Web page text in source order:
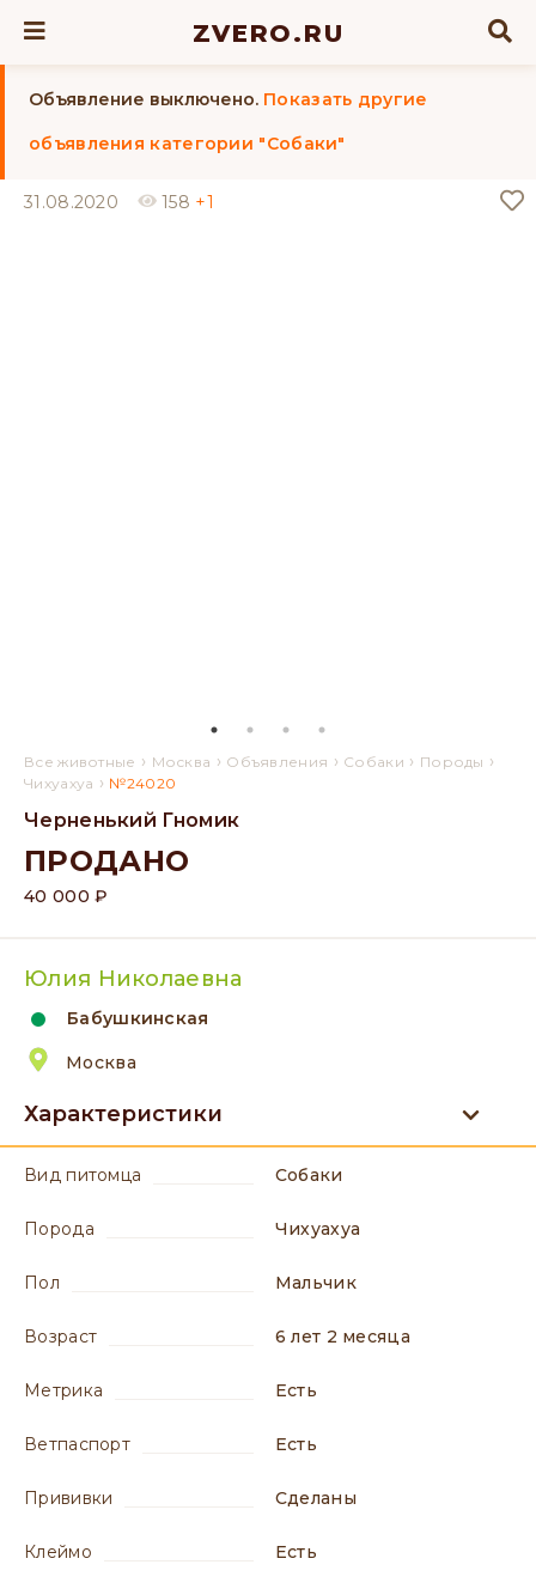
ZVERO.RU
Объявление выключено. Показать другие
объявления категории "Собаки"
31.08.2020 158 +1
Все животные › Москва › Объявления › Собаки › Породы ›
Чихуахуа › №24020
Черненький Гномик
ПРОДАНО
40 000 ₽
Юлия Николаевна
Бабушкинская
Москва
Характеристики
вид питомца Собаки
порода Чихуахуа
пол мальчик
возраст 6 лет 2 месяца
метрика есть
ветпаспорт есть
прививки сделаны
клеймо есть